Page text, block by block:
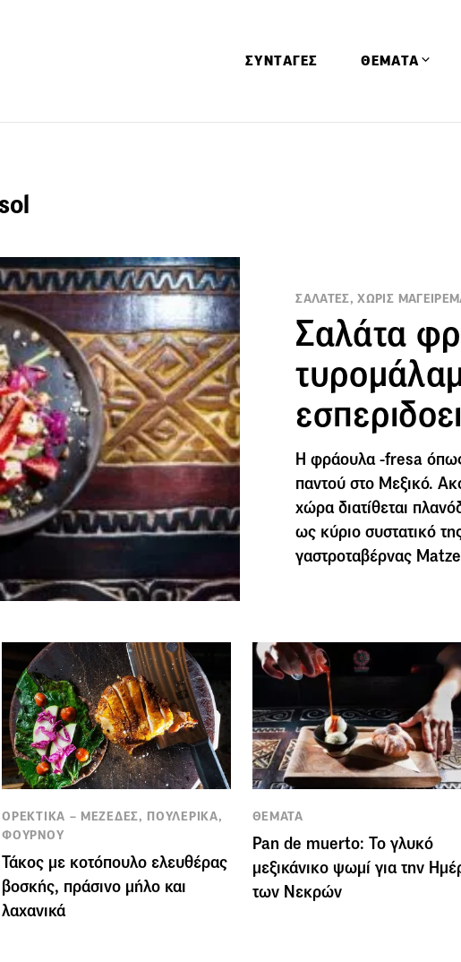
ΣΥΝΤΑΓΕΣ ΘΕΜΑΤΑ
Παιδί
Υγεία &
ΣΑΛΑΤΕΣ, ΧΩΡΙΣ
Σαλάτα
Η φράουλα -fresa όπως
παντού στο Μεξικό.
χώρα διατίθεται
ως κύριο συστατικό
γαστροταβέρνας
ΟΡΕΚΤΙΚΑ – ΜΕΖΕΔΕΣ, ΠΟΥΛΕΡΙΚΑ,
ΦΟΥΡΝΟΥ
Τάκος με κοτόπουλο ελευθέρας
βοσκής, πράσινο μήλο και
λαχανικά
ΘΕΜΑΤΑ
Pan de muerto: Το γλυκό
μεξικάνικο ψωμί για την
των Νεκρών